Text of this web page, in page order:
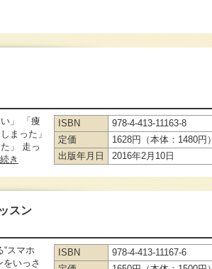
」 「痩
まった」
」 走っ
続き
ISBN
978-4-413-11163-8
定価
1628円（本体：1480円）
出版年月日
2016年2月10日
スン
スマホ
いっさ
ISBN
978-4-413-11167-6